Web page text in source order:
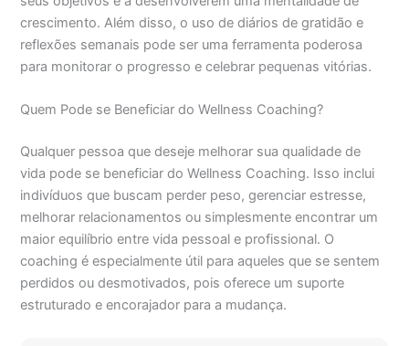
crescimento. Além disso, o uso de diários de gratidão e
reflexões semanais pode ser uma ferramenta poderosa
para monitorar o progresso e celebrar pequenas vitórias.
Quem Pode se Beneficiar do Wellness Coaching?
Qualquer pessoa que deseje melhorar sua qualidade de
vida pode se beneficiar do Wellness Coaching. Isso inclui
indivíduos que buscam perder peso, gerenciar estresse,
melhorar relacionamentos ou simplesmente encontrar um
maior equilíbrio entre vida pessoal e profissional. O
coaching é especialmente útil para aqueles que se sentem
perdidos ou desmotivados, pois oferece um suporte
estruturado e encorajador para a mudança.